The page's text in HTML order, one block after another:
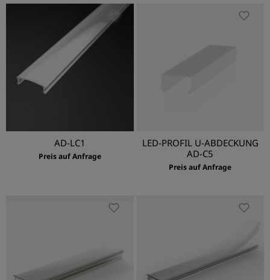
AD-LC1
Preis auf Anfrage
LED-PROFIL U-ABDECKUNG
AD-C5
Preis auf Anfrage